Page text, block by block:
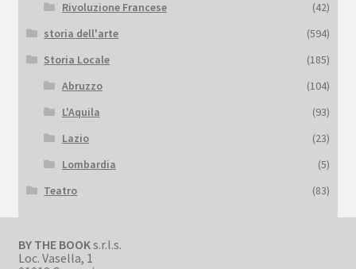
Rivoluzione Francese
(42)
storia dell'arte
(594)
Storia Locale
(185)
Abruzzo
(104)
L'Aquila
(93)
Lazio
(23)
Lombardia
(5)
Teatro
(83)
BY THE BOOKs.r.l.s.
Loc. Vasella, 1